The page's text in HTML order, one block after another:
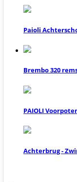
Paioli
Brembo 320
PAIOLI
Achterbrug -